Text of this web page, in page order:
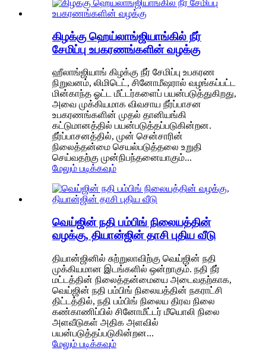
கிழக்கு ஹெய்லாங்ஜியாங்கில் நீர்
சேமிப்பு உபகரணங்களின் வழக்கு
ஹீலாங்ஜியாங் கிழக்கு நீர் சேமிப்பு உபகரண
நிறுவனம், லிமிடெட், சினோமீஷரால் வழங்கப்பட்ட
மின்காந்த ஓட்ட மீட்டர்களைப் பயன்படுத்துகிறது,
அவை முக்கியமாக விவசாய நீர்ப்பாசன
உபகரணங்களின் முதல் தானியங்கி
கட்டுமானத்தில் பயன்படுத்தப்படுகின்றன.
நீர்ப்பாசனத்தில், முன் சென்சாரின்
நிலைத்தன்மை செயல்படுத்தலை உறுதி
செய்வதற்கு முன்நிபந்தனையாகும்...
மேலும் படிக்கவும்
வெய்ஜின் நதி பம்பிங் நிலையத்தின்
வழக்கு, தியான்ஜின் தாசி புதிய வீடு
தியான்ஜினில் சுற்றுலாவிற்கு வெய்ஜின் நதி
முக்கியமான இடங்களில் ஒன்றாகும். நதி நீர்
மட்டத்தின் நிலைத்தன்மையை அடைவதற்காக,
வெய்ஜின் நதி பம்பிங் நிலையத்தின் நகராட்சி
திட்டத்தில், நதி பம்பிங் நிலைய திரவ நிலை
கண்காணிப்பில் சினோமீட்டர் மீயொலி நிலை
அளவீடுகள் அதிக அளவில்
பயன்படுத்தப்படுகின்றன...
மேலும் படிக்கவும்